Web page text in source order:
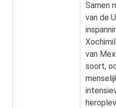
Samen
van de
van
soort,